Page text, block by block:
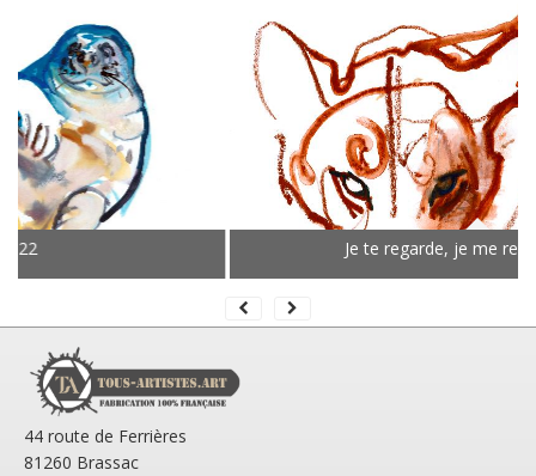
Je te regarde, je me regarde, 2021
44 route de Ferrières
81260 Brassac